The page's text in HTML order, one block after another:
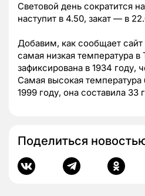
Световой день сократится
наступит в 4.50, закат — в
Добавим, как сообщает сайт
самая низкая температура
зафиксирована в 1934 году,
Самая высокая температура
1999 году, она составила 33
Поделиться